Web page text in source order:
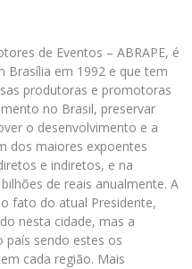
de Eventos – ABRAPE, é
Brasília em 1992 e que tem
produtoras e promotoras
no Brasil, preservar
o desenvolvimento e a
dos maiores expoentes
e indiretos, e na
de reais anualmente. A
fato do atual Presidente,
nesta cidade, mas a
sendo estes os
cada região. Mais